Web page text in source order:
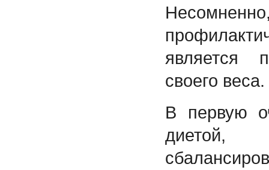
является
своего веса.
В первую